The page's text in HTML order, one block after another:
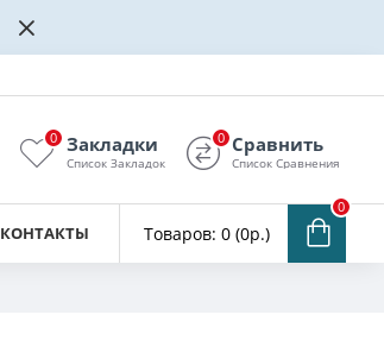
Закладки
Список Закладок
0 Сравнить
Список Сравнения
0
КОНТАКТЫ Товаров: 0 (0р.)
0